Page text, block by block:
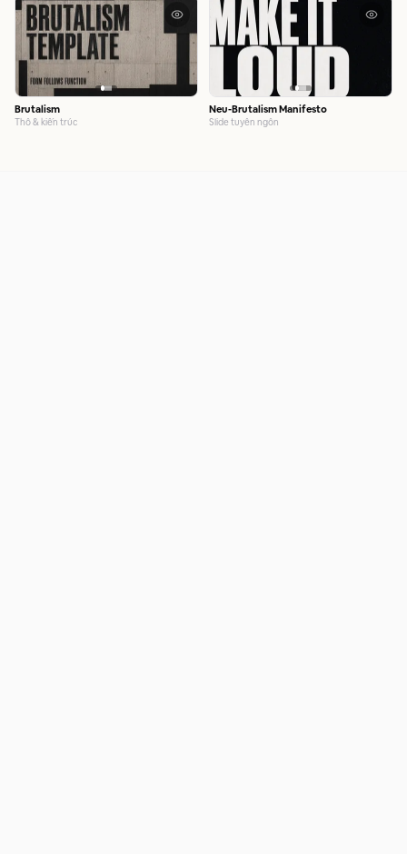
Brutalism
Thô & kiến trúc
Neu-Brutalism Manifesto
Slide tuyên ngôn